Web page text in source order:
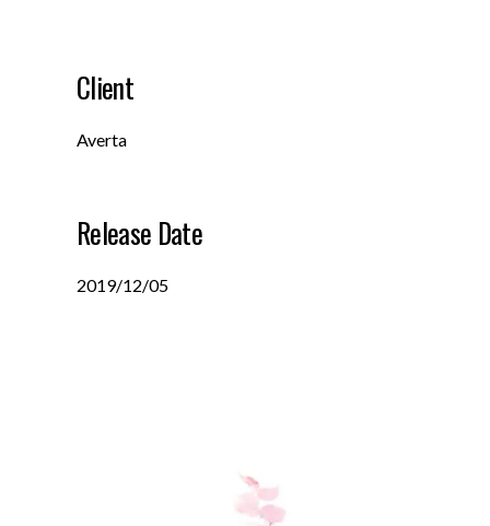
Client
Averta
Release Date
2019/12/05